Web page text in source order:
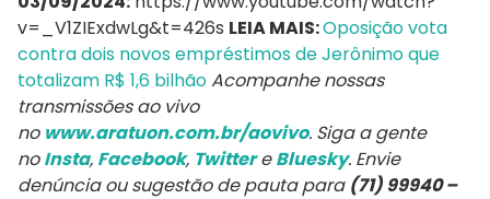
v=_V1ZIExdwLg&t=426s LEIA MAIS:Oposição vota
contra dois novos empréstimos de Jerônimo que
totalizam R$ 1,6 bilhãoAcompanhe nossas
transmissões ao vivo
no www.aratuon.com.br/aovivo. Siga a gente
noInsta, Facebook, TwittereBluesky. Envie
denúncia ou sugestão de pauta para (71) 99940 –